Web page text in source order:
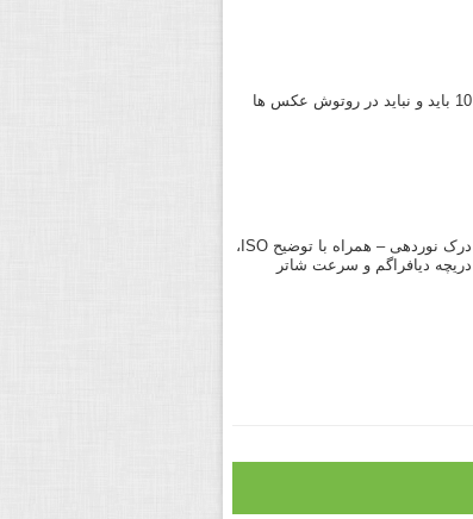
10 باید و نباید در روتوش عکس ها
درک نوردهی – همراه با توضیح ISO،
دریچه دیافراگم و سرعت شاتر